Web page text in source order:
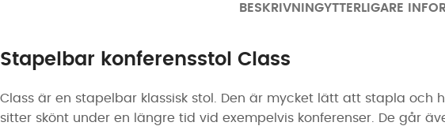
BESKRIVNINGYTTERLIGARE
Stapelbar konferensstol Class
Class är en stapelbar klassisk stol. Den är mycket lätt att stapla
sitter skönt under en längre tid vid exempelvis konferenser. De går